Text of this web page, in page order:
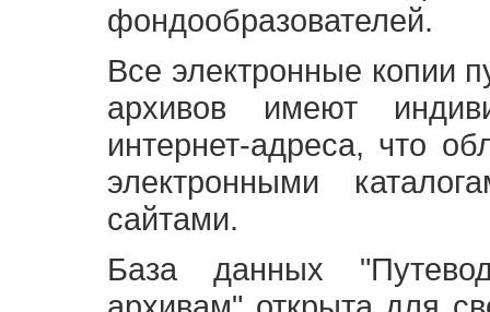
фондообразователей.
Все электронные копии
архивов имеют
интернет-адреса, что
электронными
сайтами.
База данных